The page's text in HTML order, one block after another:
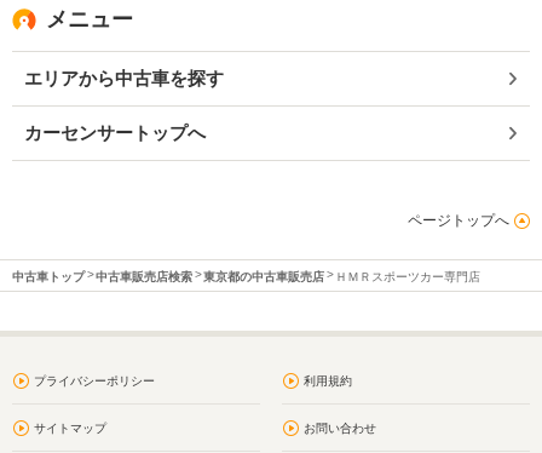
メニュー
エリアから中古車を探す
カーセンサートップへ
ページトップへ
中古車トップ 中古車販売店検索 東京都の中古車販売店 ＨＭＲスポーツカー専門店
プライバシーポリシー 利用規約
サイトマップ お問い合わせ